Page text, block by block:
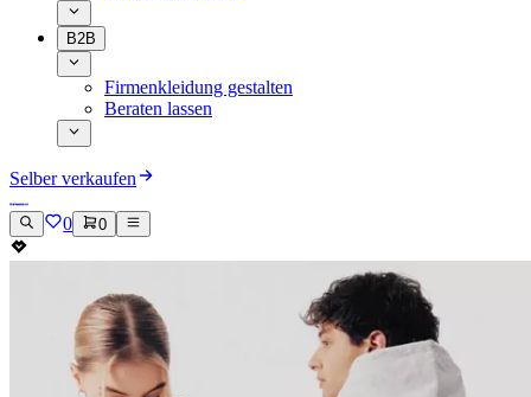
B2B
Firmenkleidung gestalten
Beraten lassen
Selber verkaufen
0 0